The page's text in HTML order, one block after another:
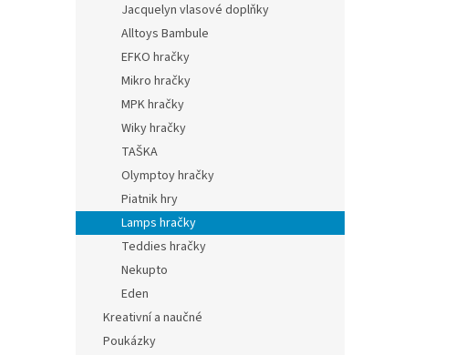
Jacquelyn vlasové doplňky
Alltoys Bambule
EFKO hračky
Mikro hračky
MPK hračky
Wiky hračky
TAŠKA
Olymptoy hračky
Piatnik hry
Lamps hračky
Teddies hračky
Nekupto
Eden
Kreativní a naučné
Poukázky